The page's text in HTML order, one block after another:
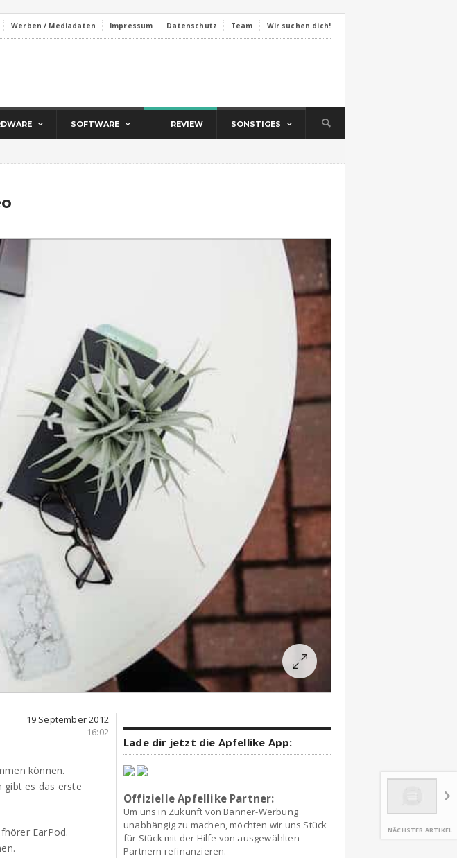
NÄCHSTER ARTIKEL
Werben / Mediadaten Impressum Datenschutz Team Wir suchen dich!
SOFTWARE REVIEW SONSTIGES
19 September 2012
16:02
können.
gibt es das erste
EarPod.
Lade dir jetzt die Apfellike App:
Offizielle Apfellike Partner:
Um uns in Zukunft von Banner-Werbung
unabhängig zu machen, möchten wir uns Stück
für Stück mit der Hilfe von ausgewählten
Partnern refinanzieren.